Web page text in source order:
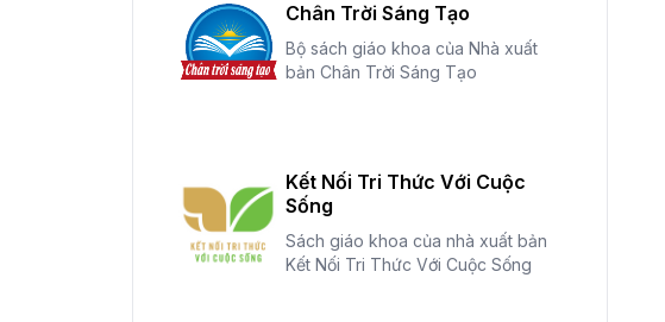
Chân Trời Sáng Tạo
Bộ sách giáo khoa của Nhà xuất
bản Chân Trời Sáng Tạo
Kết Nối Tri Thức Với Cuộc
Sống
Sách giáo khoa của nhà xuất bản
Kết Nối Tri Thức Với Cuộc Sống